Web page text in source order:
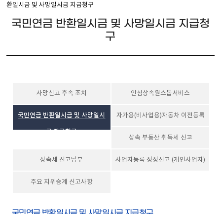
환일시금 및 사망일시금 지급청구
국민연금 반환일시금 및 사망일시금 지급청
구
사망신고 후속 조치 안심상속원스톱서비스
국민연금 반환일시금 및 사망일시
금 지급청구
자가용(비사업용)자동차 이전등록
상속 부동산 취득세 신고
상속세 신고납부 사업자등록 정정신고 (개인사업자)
주요 지위승계 신고사항